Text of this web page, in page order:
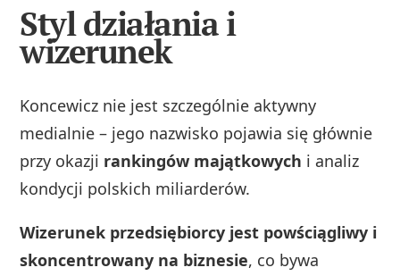
Styl działania i
wizerunek
Koncewicz nie jest szczególnie aktywny
medialnie – jego nazwisko pojawia się głównie
przy okazji rankingów majątkowych i analiz
kondycji polskich miliarderów.
Wizerunek przedsiębiorcy jest powściągliwy i
skoncentrowany na biznesie, co bywa